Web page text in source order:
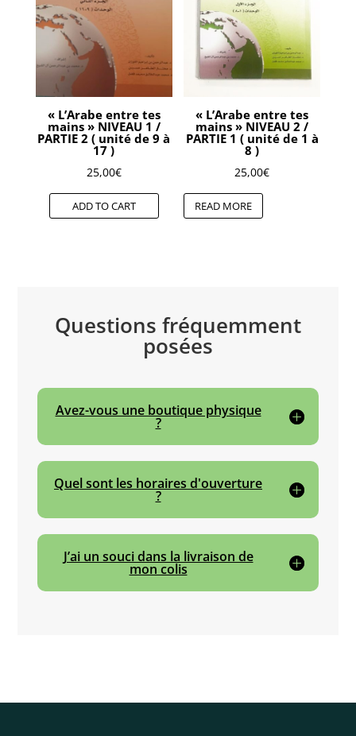
« L’Arabe entre tes
mains » NIVEAU 1 /
PARTIE 2 ( unité de 9 à
17 )
25,00€
ADD TO CART
« L’Arabe entre tes
mains » NIVEAU 2 /
PARTIE 1 ( unité de 1 à
8 )
25,00€
READ MORE
Questions fréquemment
posées
Avez-vous une boutique physique
?
Quel sont les horaires d'ouverture
?
J’ai un souci dans la livraison de
mon colis